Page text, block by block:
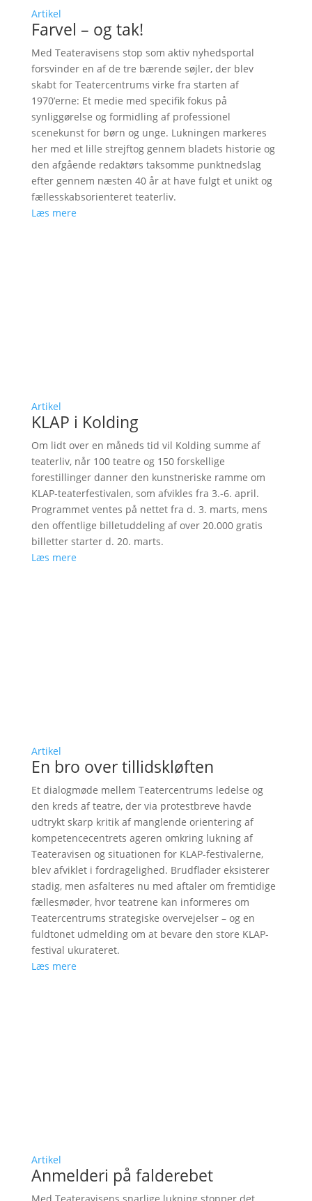
Artikel
Farvel – og tak!
Med Teateravisens stop som aktiv nyhedsportal
forsvinder en af de tre bærende søjler, der blev
skabt for Teatercentrums virke fra starten af
1970’erne: Et medie med specifik fokus på
synliggørelse og formidling af professionel
scenekunst for børn og unge. Lukningen markeres
her med et lille strejftog gennem bladets historie og
den afgående redaktørs taksomme punktnedslag
efter gennem næsten 40 år at have fulgt et unikt og
fællesskabsorienteret teaterliv.
Læs mere
Artikel
KLAP i Kolding
Om lidt over en måneds tid vil Kolding summe af
teaterliv, når 100 teatre og 150 forskellige
forestillinger danner den kunstneriske ramme om
KLAP-teaterfestivalen, som afvikles fra 3.-6. april.
Programmet ventes på nettet fra d. 3. marts, mens
den offentlige billetuddeling af over 20.000 gratis
billetter starter d. 20. marts.
Læs mere
Artikel
En bro over tillidskløften
Et dialogmøde mellem Teatercentrums ledelse og
den kreds af teatre, der via protestbreve havde
udtrykt skarp kritik af manglende orientering af
kompetencecentrets ageren omkring lukning af
Teateravisen og situationen for KLAP-festivalerne,
blev afviklet i fordragelighed. Brudflader eksisterer
stadig, men asfalteres nu med aftaler om fremtidige
fællesmøder, hvor teatrene kan informeres om
Teatercentrums strategiske overvejelser – og en
fuldtonet udmelding om at bevare den store KLAP-
festival ukurateret.
Læs mere
Artikel
Anmelderi på falderebet